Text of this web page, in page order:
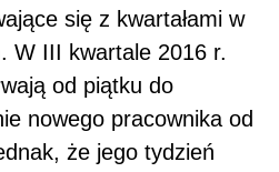
się z kwartałami w
W III kwartale 2016 r.
od piątku do
nowego pracownika od
że jego tydzień